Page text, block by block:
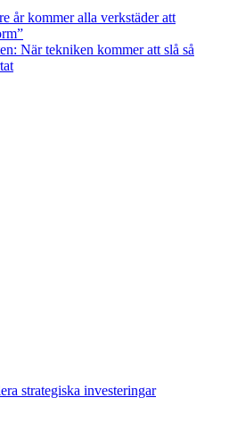
år kommer alla verkstäder att
När tekniken kommer att slå så
strategiska investeringar